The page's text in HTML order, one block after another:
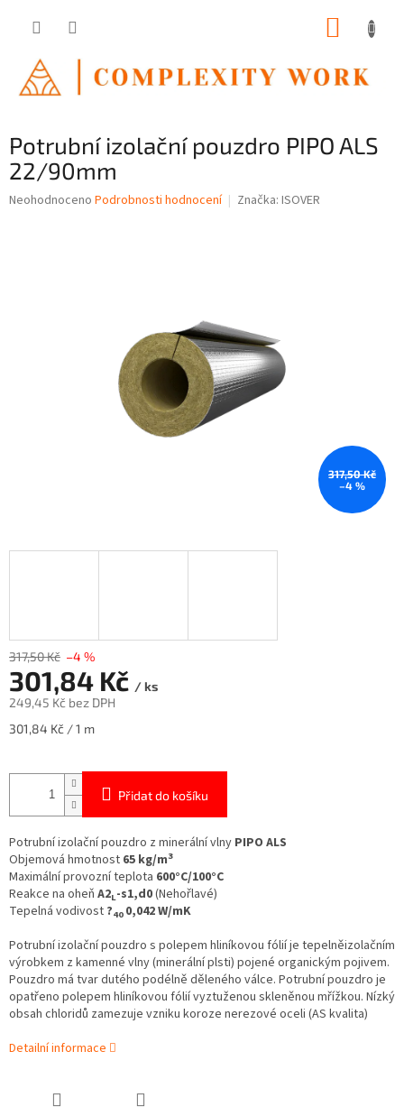
Potrubní izolační pouzdro PIPO ALS
22/90mm
Průměrné
Neohodnoceno Podrobnosti hodnocení Značka: ISOVER
317,50 Kč
–4 %
317,50 Kč –4 %
301,84 Kč / ks
249,45 Kč bez DPH
Měrná
301,84 Kč / 1 m
Přidat do košíku
Potrubní izolační pouzdro z minerální vlny PIPO ALS
Objemová hmotnost 65 kg/m3
Maximální provozní teplota 600°C/100°C
Reakce na oheň A2L-s1,d0(Nehořlavé)
Tepelná vodivost ?40 0,042 W/mK
Potrubní izolační pouzdro s polepem hliníkovou fólií je tepelněizolačním
výrobkem z kamenné vlny (minerální plsti) pojené organickým pojivem.
Pouzdro má tvar dutého podélně děleného válce. Potrubní pouzdro je
opatřeno polepem hliníkovou fólií vyztuženou skleněnou mřížkou. Nízký
obsah chloridů zamezuje vzniku koroze nerezové oceli (AS kvalita)
Detailní informace